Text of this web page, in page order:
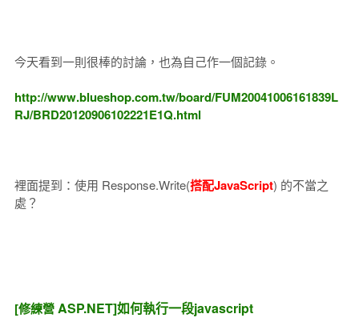
今天看到一則很棒的討論，也為自己作一個記錄。
http://www.blueshop.com.tw/board/FUM20041006161839L
RJ/BRD20120906102221E1Q.html
裡面提到：使用 Response.Write(搭配JavaScript) 的不當之
處？
[修練營 ASP.NET]如何執行一段javascript